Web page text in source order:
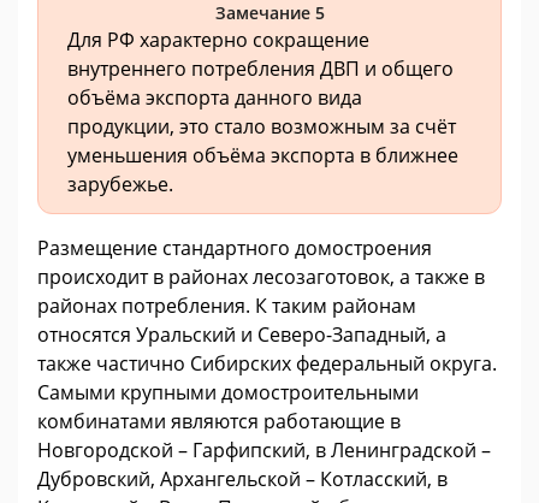
Замечание 5
Для РФ характерно сокращение
внутреннего потребления ДВП и общего
объёма экспорта данного вида
продукции, это стало возможным за счёт
уменьшения объёма экспорта в ближнее
зарубежье.
Размещение стандартного домостроения
происходит в районах лесозаготовок, а также в
районах потребления. К таким районам
относятся Уральский и Северо-Западный, а
также частично Сибирских федеральный округа.
Самыми крупными домостроительными
комбинатами являются работающие в
Новгородской – Гарфипский, в Ленинградской –
Дубровский, Архангельской – Котласский, в